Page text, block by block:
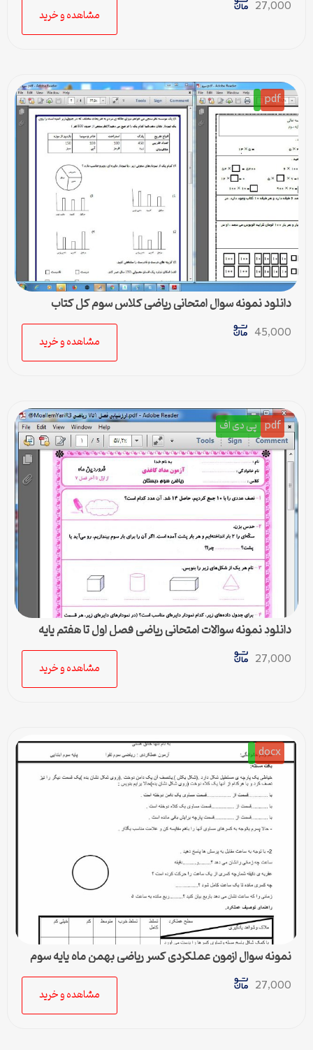
27,000
مشاهده و خرید
pdf
دانلود نمونه سوال امتحانی ریاضی کلاس سوم کل کتاب
45,000
مشاهده و خرید
pdf پی دی اف
دانلود نمونه سوالات امتحانی ریاضی فصل اول تا هفتم پایه
سوم ابتدایی
27,000
مشاهده و خرید
docx
نمونه سوال ازمون عملکردی کسر ریاضی بهمن ماه پایه سوم
27,000
مشاهده و خرید